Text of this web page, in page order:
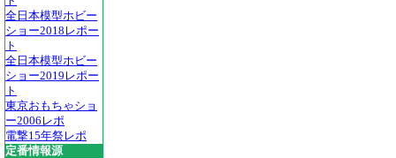
全日本模型ホビー
ショー2018レポー
ト
全日本模型ホビー
ショー2019レポー
ト
東京おもちゃショ
ー2006レポ
電撃15年祭レポ
定番情報源